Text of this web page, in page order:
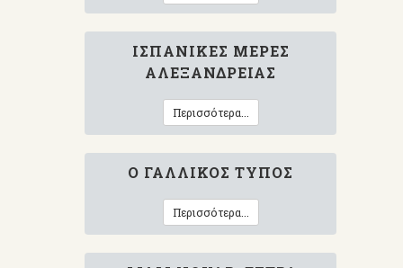
ΙΣΠΑΝΙΚΈΣ ΜΈΡΕΣ
ΑΛΕΞΆΝΔΡΕΙΑΣ
Περισσότερα...
Ο ΓΑΛΛΙΚΌΣ ΤΎΠΟΣ
Περισσότερα...